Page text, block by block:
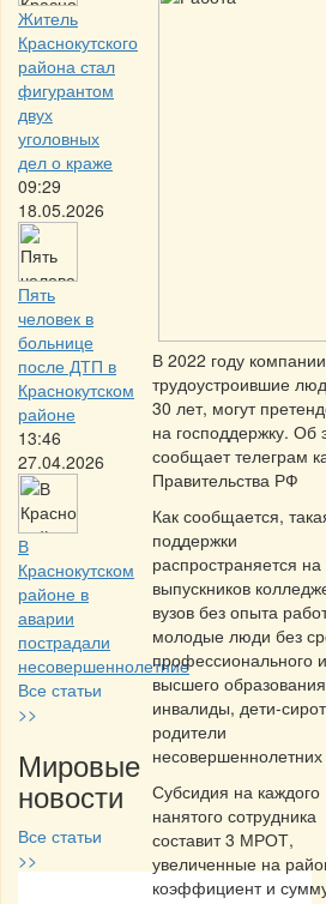
Житель
Краснокутского
района стал
фигурантом
двух
уголовных
дел о краже
09:29
18.05.2026
Пять
человек в
больнице
после ДТП в
Краснокутском
районе
13:46
27.04.2026
В
Краснокутском
районе в
аварии
пострадали
несовершеннолетние
Все статьи
>>
Мировые
новости
Все статьи
>>
В 2022 году
трудоустроившие
30 лет, могут
на господдержку. Об
сообщает телеграм
Правительства РФ
Как сообщается,
поддержки
распространяется на
выпускников
вузов без опыта
молодые люди без
профессионального
высшего
инвалиды, дети-
родители
несовершеннолетних
Субсидия на каждого
нанятого сотрудника
составит 3 МРОТ,
увеличенные на
коэффициент и